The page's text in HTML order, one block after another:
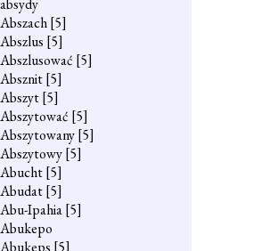
absydy
Abszach[5]
Abszlus [5]
Abszlusować [5]
Absznit[5]
Abszyt[5]
Abszytować [5]
Abszytowany[5]
Abszytowy[5]
Abucht[5]
Abudat[5]
Abu-Ipahia[5]
Abukepo
Abukeps [5]